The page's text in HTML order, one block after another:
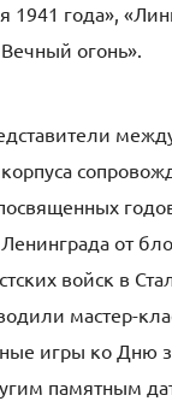
1941 года»,
огонь».
от
войск в
мастер-
игры ко Дню
памятным